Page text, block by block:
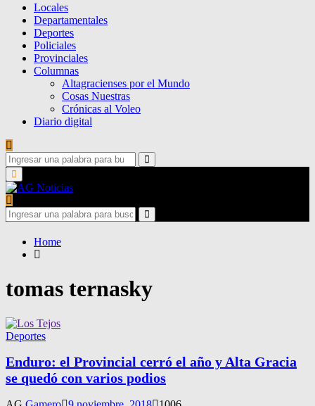
Locales
Departamentales
Deportes
Policiales
Provinciales
Columnas
Altagracienses por el Mundo
Cosas Nuestras
Crónicas al Voleo
Diario digital
Search
for:
Search
Primary
Menu
Search
for:
Search
Home
tomas ternasky
Deportes
Enduro: el Provincial cerró el año y Alta Gracia
se quedó con varios podios